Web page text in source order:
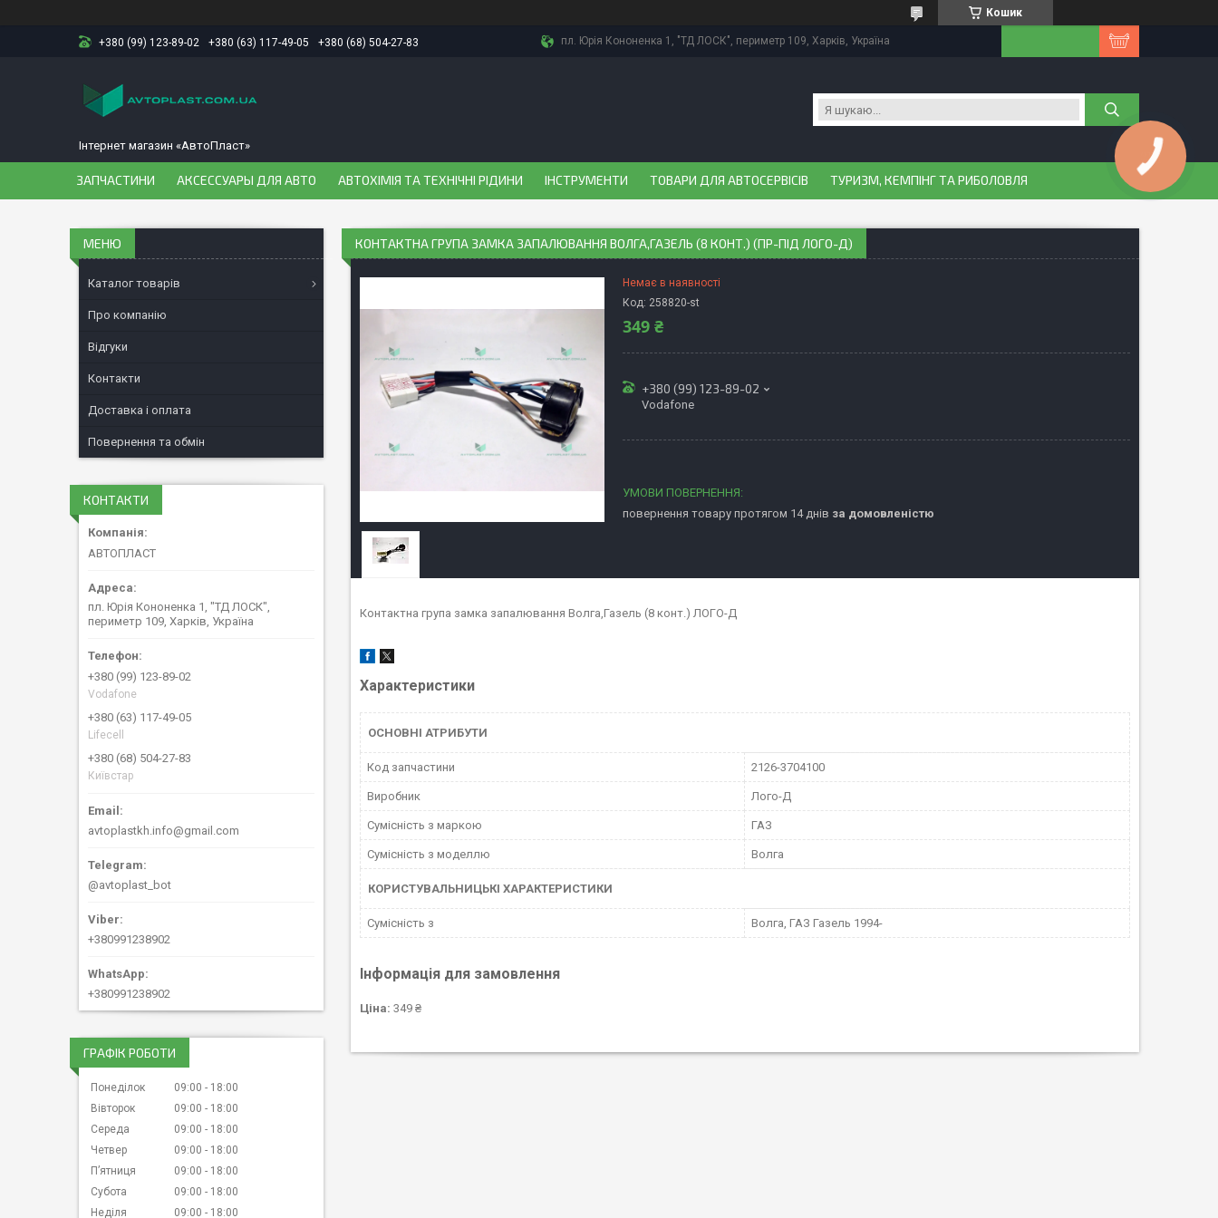
Кошик
+380 (99) 123-89-02 +380 (63) 117-49-05 +380 (68) 504-27-83 пл. Юрія Кононенка 1, "ТД ЛОСК", периметр 109, Харків, Україна
Інтернет магазин «АвтоПласт»
ЗАПЧАСТИНИ АКСЕССУАРЫ ДЛЯ АВТО АВТОХІМІЯ ТА ТЕХНІЧНІ РІДИНИ ІНСТРУМЕНТИ ТОВАРИ ДЛЯ АВТОСЕРВІСІВ ТУРИЗМ, КЕМПІНГ ТА РИБОЛОВЛЯ
КОНТАКТНА ГРУПА ЗАМКА ЗАПАЛЮВАННЯ ВОЛГА,ГАЗЕЛЬ (8 КОНТ.) (ПР-ПІД ЛОГО-Д)
Немає в наявності
Код: 258820-st
349 ₴
+380 (99) 123-89-02
Vodafone
повернення товару протягом 14 днів за домовленістю
Контактна група замка запалювання Волга,Газель (8 конт.) ЛОГО-Д
Характеристики
ОСНОВНІ АТРИБУТИ
Код запчастини 2126-3704100
Виробник Лого-Д
Сумісність з маркою ГАЗ
Сумісність з моделлю Волга
КОРИСТУВАЛЬНИЦЬКІ ХАРАКТЕРИСТИКИ
Сумісність з Волга, ГАЗ Газель 1994-
Інформація для замовлення
Ціна: 349 ₴
Каталог товарів
Про компанію
Відгуки
Контакти
Доставка і оплата
Повернення та обмін
КОНТАКТИ
АВТОПЛАСТ
пл. Юрія Кононенка 1, "ТД ЛОСК",
периметр 109, Харків, Україна
+380 (99) 123-89-02
Vodafone
+380 (63) 117-49-05
Lifecell
+380 (68) 504-27-83
Київстар
avtoplastkh.info@gmail.com
@avtoplast_bot
+380991238902
+380991238902
ГРАФІК РОБОТИ
Понеділок 09:00
18:00
Вівторок
09:00
18:00
Середа
09:00
18:00
Четвер
09:00
18:00
Пʼятниця
09:00
18:00
Субота
09:00
18:00
Неділя
09:00 18:00
КНОПКА
ЗВ'ЯЗКУ